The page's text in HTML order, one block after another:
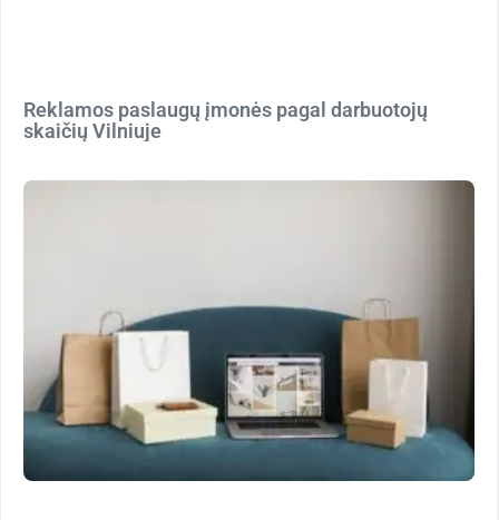
Reklamos paslaugų įmonės pagal darbuotojų
skaičių Vilniuje